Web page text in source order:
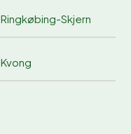
Ringkøbing-Skjern
Kvong